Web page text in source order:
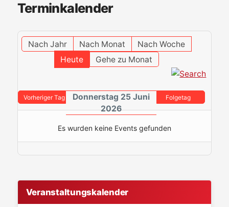
Terminkalender
Nach Jahr Nach Monat
Nach Woche
Heute
Gehe zu Monat
Vorheriger Tag
Donnerstag 25 Juni
2026
Folgetag
Es wurden keine Events gefunden
Veranstaltungskalender